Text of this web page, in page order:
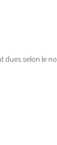
dues selon le